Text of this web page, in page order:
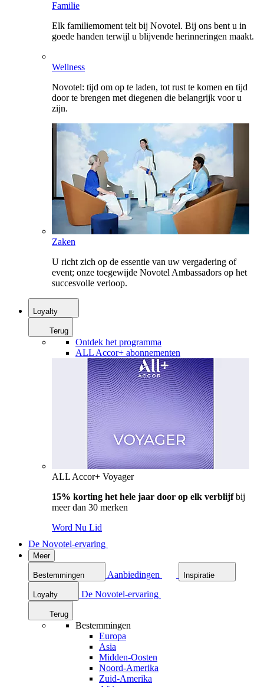
Familie
Elk familiemoment telt bij Novotel. Bij ons bent u in
goede handen terwijl u blijvende herinneringen maakt.
Wellness
Novotel: tijd om op te laden, tot rust te komen en tijd
door te brengen met diegenen die belangrijk voor u
zijn.
Zaken
U richt zich op de essentie van uw vergadering of
event; onze toegewijde Novotel Ambassadors op het
succesvolle verloop.
Loyalty
Terug
Ontdek het programma
ALL Accor+ abonnementen
ALL Accor+ Voyager
15% korting het hele jaar door op elk verblijfbij
meer dan 30 merken
Word Nu Lid
De Novotel-ervaring
Meer
Bestemmingen Aanbiedingen Inspiratie
Loyalty De Novotel-ervaring
Terug
Bestemmingen
Europa
Asia
Midden-Oosten
Noord-Amerika
Zuid-Amerika